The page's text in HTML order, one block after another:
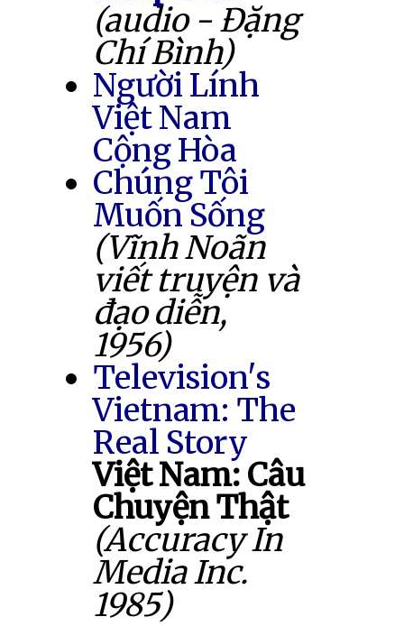
(audio - Đặng
Chí Bình)
Người Lính
Việt Nam
Cộng Hòa
Chúng Tôi
Muốn Sống
(Vĩnh Noãn
viết truyện và
đạo diễn,
1956)
Television's
Vietnam: The
Real Story
Việt Nam: Câu
Chuyện Thật
(Accuracy In
Media Inc.
1985)